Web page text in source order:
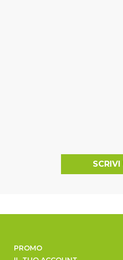
SCRIVI
PROMO